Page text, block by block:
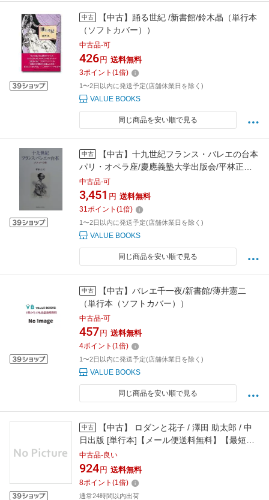
中古
【中古】踊る世紀 /新書館/鈴木晶（単行本
（ソフトカバー））
中古品-可
426 円 送料無料
3ポイント (1倍)
1〜2日以内に発送予定(店舗休業日を除く)
VALUE BOOKS
同じ商品を安い順で見る
中古
【中古】十九世紀フランス・バレエの台本
パリ・オペラ座/慶應義塾大学出版会/平林正司
（単行本）
中古品-可
3,451 円 送料無料
31ポイント (1倍)
1〜2日以内に発送予定(店舗休業日を除く)
VALUE BOOKS
同じ商品を安い順で見る
中古
【中古】バレエ千一夜/新書館/薄井憲二
（単行本（ソフトカバー））
中古品-可
457 円 送料無料
4ポイント (1倍)
1〜2日以内に発送予定(店舗休業日を除く)
VALUE BOOKS
同じ商品を安い順で見る
中古
【中古】 ロダンと花子 / 澤田 助太郎 / 中
日出版 [単行本]【メール便送料無料】【最短翌
日配達対応】
中古品-良い
924 円 送料無料
8ポイント (1倍)
通常24時間以内出荷